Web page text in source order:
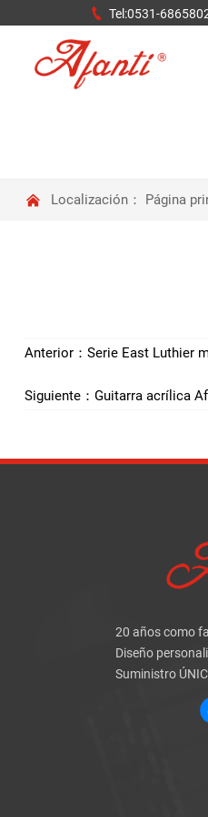
 Tel:0531-
 Localización： Página
Anterior： Serie East Luthier
Siguiente： Guitarra acrílica
20 años como
Diseño
Suministro